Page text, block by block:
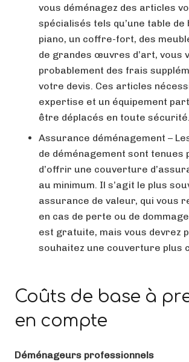
vous déménagez des articles
spécialisés tels qu’une table de
piano, un coffre-fort, des
de grandes œuvres d’art, vous
probablement des frais
votre devis. Ces articles
expertise et un équipement
être déplacés en toute sécurité.
Assurance déménagement –
de déménagement sont tenues
d’offrir une couverture
au minimum. Il s’agit le plus
assurance de valeur, qui vous
en cas de perte ou de
est gratuite, mais vous devrez
souhaitez une couverture plus
Coûts de base à
en compte
Déménageurs professionnels